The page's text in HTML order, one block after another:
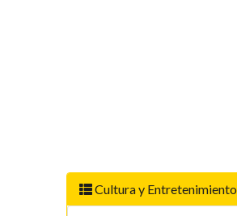
Cultura y Entretenimiento